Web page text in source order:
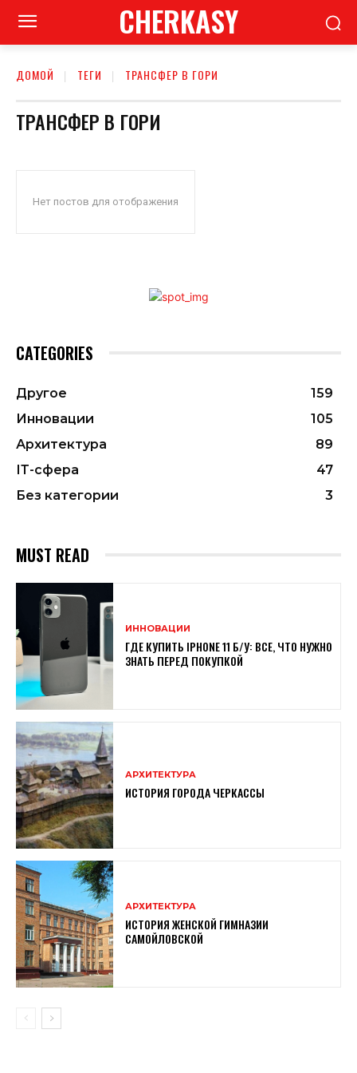
CHERKASY
ДОМОЙ ТЕГИ ТРАНСФЕР В ГОРИ
ТРАНСФЕР В ГОРИ
Нет постов для отображения
CATEGORIES
Другое
159
Инновации
105
Архитектура
89
ІТ-сфера
47
Без категории
3
MUST READ
ИННОВАЦИИ
ГДЕ КУПИТЬ IPHONE 11 Б/У: ВСЕ, ЧТО НУЖНО
ЗНАТЬ ПЕРЕД ПОКУПКОЙ
АРХИТЕКТУРА
ИСТОРИЯ ГОРОДА ЧЕРКАССЫ
АРХИТЕКТУРА
ИСТОРИЯ ЖЕНСКОЙ ГИМНАЗИИ
САМОЙЛОВСКОЙ